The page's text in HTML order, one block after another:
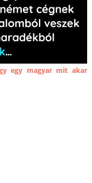
egy magyar mit akar